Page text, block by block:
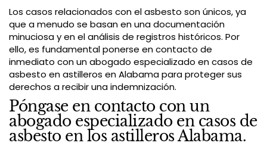
Los casos relacionados con el asbesto son únicos, ya
que a menudo se basan en una documentación
minuciosa y en el análisis de registros históricos. Por
ello, es fundamental ponerse en contacto de
inmediato con un abogado especializado en casos de
asbesto en astilleros en Alabama para proteger sus
derechos a recibir una indemnización.
Póngase en contacto con un
abogado especializado en casos de
asbesto en los astilleros Alabama.